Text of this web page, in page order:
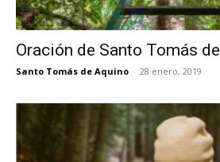
Oración de Santo Tomás
Santo Tomás de Aquino - 28 enero, 2019